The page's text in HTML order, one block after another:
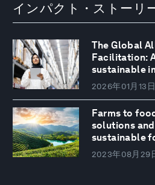
インパクト・ストーリ
The Global
Facilitation:
sustainable
2026年01月13日
Farms to
solutions
sustainable
2023年08月29